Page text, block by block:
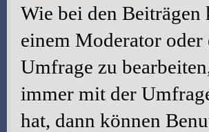
Wie bei den
einem Moderator
Umfrage zu
immer mit der
hat, dann können